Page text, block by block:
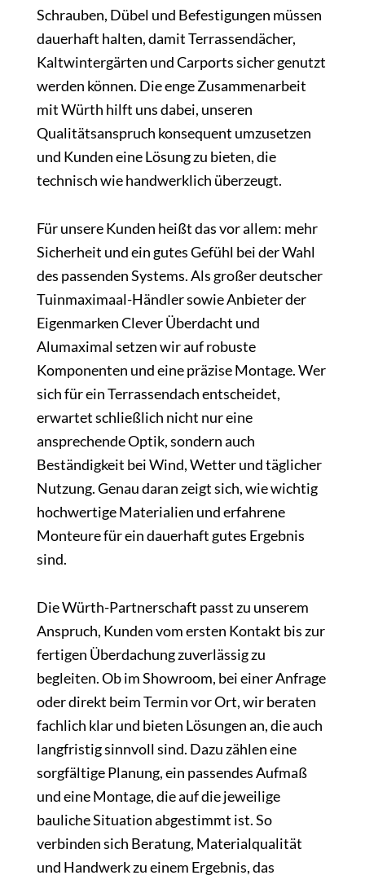
Schrauben, Dübel und Befestigungen müssen
dauerhaft halten, damit Terrassendächer,
Kaltwintergärten und Carports sicher genutzt
werden können. Die enge Zusammenarbeit
mit Würth hilft uns dabei, unseren
Qualitätsanspruch konsequent umzusetzen
und Kunden eine Lösung zu bieten, die
technisch wie handwerklich überzeugt.
Für unsere Kunden heißt das vor allem: mehr
Sicherheit und ein gutes Gefühl bei der Wahl
des passenden Systems. Als großer deutscher
Tuinmaximaal-Händler sowie Anbieter der
Eigenmarken Clever Überdacht und
Alumaximal setzen wir auf robuste
Komponenten und eine präzise Montage. Wer
sich für ein Terrassendach entscheidet,
erwartet schließlich nicht nur eine
ansprechende Optik, sondern auch
Beständigkeit bei Wind, Wetter und täglicher
Nutzung. Genau daran zeigt sich, wie wichtig
hochwertige Materialien und erfahrene
Monteure für ein dauerhaft gutes Ergebnis
sind.
Die Würth-Partnerschaft passt zu unserem
Anspruch, Kunden vom ersten Kontakt bis zur
fertigen Überdachung zuverlässig zu
begleiten. Ob im Showroom, bei einer Anfrage
oder direkt beim Termin vor Ort, wir beraten
fachlich klar und bieten Lösungen an, die auch
langfristig sinnvoll sind. Dazu zählen eine
sorgfältige Planung, ein passendes Aufmaß
und eine Montage, die auf die jeweilige
bauliche Situation abgestimmt ist. So
verbinden sich Beratung, Materialqualität
und Handwerk zu einem Ergebnis, das